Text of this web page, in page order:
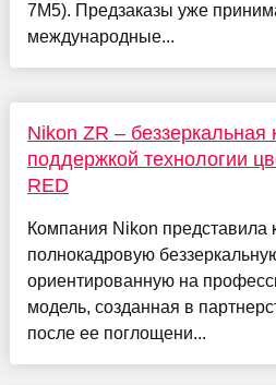
7M5). Предзаказы уже
международные...
Nikon ZR – беззеркальная
поддержкой технологии
RED
Компания Nikon представила
полнокадровую
ориентированную на
модель, созданная в
после ее поглощени...